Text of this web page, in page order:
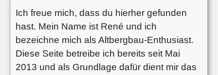
Ich freue mich, dass du hierher gefunden
hast. Mein Name ist René und ich
bezeichne mich als Altbergbau-Enthusiast.
Diese Seite betreibe ich bereits seit Mai
2013 und als Grundlage dafür dient mir das